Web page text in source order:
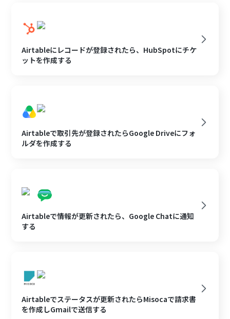
Airtableにレコードが登録されたら、HubSpotにチケ
ットを作成する
Airtableで取引先が登録されたらGoogle Driveにフォ
ルダを作成する
Airtableで情報が更新されたら、Google Chatに通知
する
Airtableでステータスが更新されたらMisocaで請求書
を作成しGmailで送信する